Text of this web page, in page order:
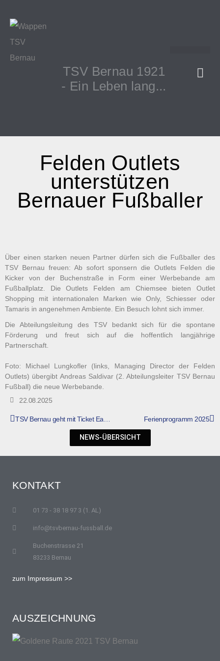
TSV Bernau 1921
- Ein Leben lang...
Felden Outlets
unterstützen
Bernauer Fußballer
Über einen starken neuen Partner dürfen sich die Fußballer des
TSV Bernau freuen: Ab sofort sponsern die Outlets Felden die
Kicker von der Buchenstraße in Form einer Werbebande am
Fußballplatz. Die Outlets Felden am Chiemsee bieten Outlet
Shopping mit internationalen Marken wie Only, Schiesser oder
Tamaris in angenehmen Ambiente. Ein Besuch lohnt sich immer.
Die Abteilungsleitung des TSV bedankt sich für die spontane
Förderung und freut sich auf die hoffentlich langjährige
Partnerschaft.
Foto: Michael Lungkofler (links, Managing Director der Felden
Outlets) übergibt Andreas Saldivar (2. Abteilungsleiter TSV Bernau
Fußball) die neue Werbebande.
22.08.2025
Ferienprogramm 2025
NEWS-ÜBERSICHT
KONTAKT
01 73 - 38 18 97 3 (1. AL)
info@tsvbernau-fussball.de
Buchenstrasse 21
83233 Bernau
zum Impressum >>
AUSZEICHNUNG